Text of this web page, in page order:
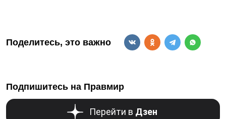
Поделитесь, это важно
Подпишитесь на Правмир
Перейти в Дзен